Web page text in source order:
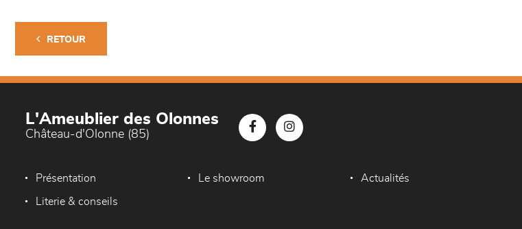
RETOUR
L'Ameublier des Olonnes
Château-d'Olonne (85)
Présentation Le showroom Actualités
Literie & conseils